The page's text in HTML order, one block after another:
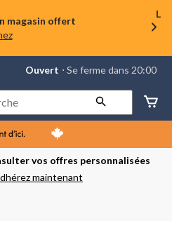
magasin offert
La
votre
préféré
Toronto
Stockyards,
courament
Ouvert,
Se
dans
Ouvert ⋅ Se ferme dans 20:00
vos offres personnalisées
maintenant